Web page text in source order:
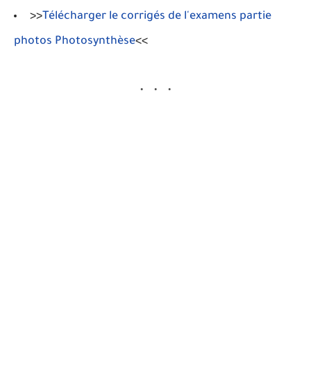
>>Télécharger le corrigés de l'examens partie
photos Photosynthèse<<